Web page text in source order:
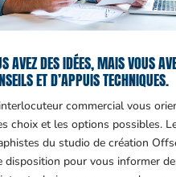
AVEZ DES IDÉES, MAIS VOUS
ET D’APPUIS TECHNIQUES.
commercial vous
choix et les options possibles.
du studio de création
disposition pour vous informer